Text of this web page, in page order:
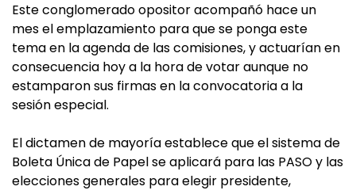
Este conglomerado opositor acompañó hace un
mes el emplazamiento para que se ponga este
tema en la agenda de las comisiones, y actuarían en
consecuencia hoy a la hora de votar aunque no
estamparon sus firmas en la convocatoria a la
sesión especial.
El dictamen de mayoría establece que el sistema de
Boleta Única de Papel se aplicará para las PASO y las
elecciones generales para elegir presidente,